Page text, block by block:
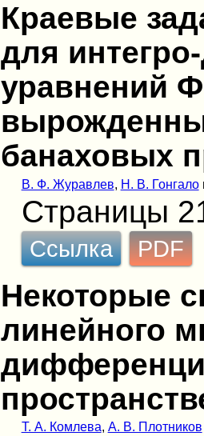
Краевые
для
уравнений
банаховых
В. Ф. Журавлев, Н. В. Гонгало
Страницы
Ссылка PDF
Некоторые
линейного
Т. А. Комлева, А. В. Плотников